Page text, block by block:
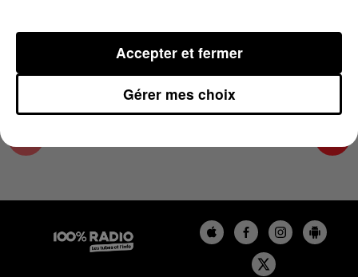
L'AGENDA DU SUD TARN
Gérer mes choix
Accepter et fermer